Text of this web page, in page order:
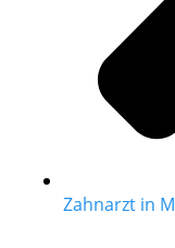
Zahnarzt in